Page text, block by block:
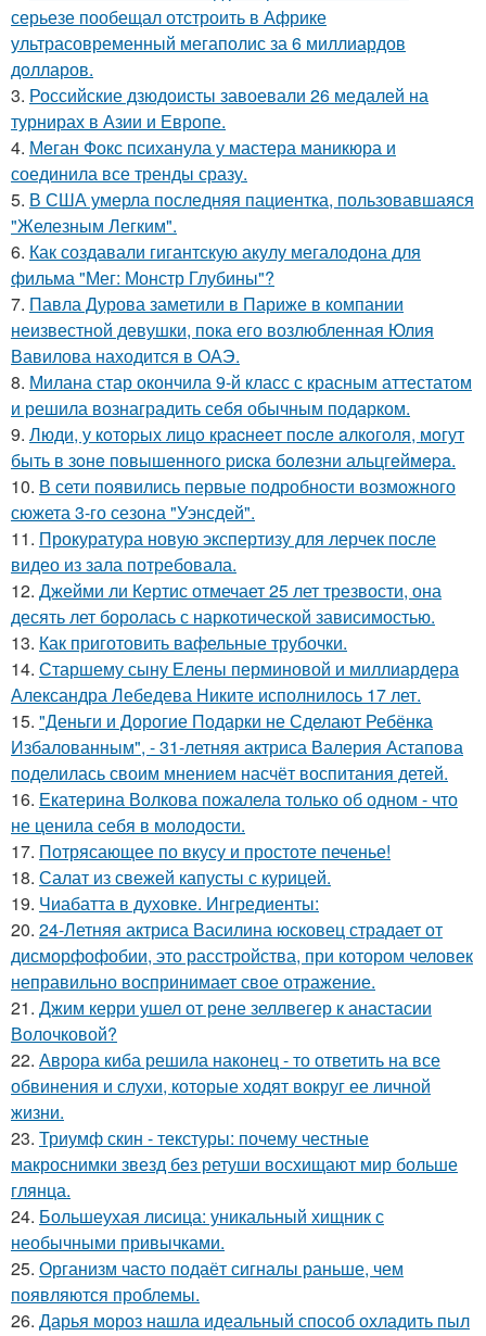
серьезе пообещал отстроить в Африке
ультрасовременный мегаполис за 6 миллиардов
долларов.
3. Российские дзюдоисты завоевали 26 медалей на
турнирах в Азии и Европе.
4. Меган Фокс психанула у мастера маникюра и
соединила все тренды сразу.
5. В США умерла последняя пациентка, пользовавшаяся
"Железным Легким".
6. Как создавали гигантскую акулу мегалодона для
фильма "Мег: Монстр Глубины"?
7. Павла Дурова заметили в Париже в компании
неизвестной девушки, пока его возлюбленная Юлия
Вавилова находится в ОАЭ.
8. Милана стар окончила 9-й класс с красным аттестатом
и решила вознаградить себя обычным подарком.
9. Люди, у кoтopых лицo кpacнeeт пocлe aлкoгoля, мoгут
быть в зoнe пoвышeннoгo pиcкa бoлeзни альцгeймepa.
10. В сети появились первые подробности возможного
сюжета 3-го сезона "Уэнсдей".
11. Прокуратура новую экспертизу для лерчек после
видео из зала потребовала.
12. Джейми ли Кертис отмечает 25 лет трезвости, она
десять лет боролась с наркотической зависимостью.
13. Как приготовить вафельные трубочки.
14. Старшему сыну Елены перминовой и миллиардера
Александра Лебедева Никите исполнилось 17 лет.
15. "Деньги и Дорогие Подарки не Сделают Ребёнка
Избалованным", - 31-летняя актриса Валерия Астапова
поделилась своим мнением насчёт воспитания детей.
16. Екатерина Волкова пожалела только об одном - что
не ценила себя в молодости.
17. Потрясающее по вкусу и простоте печенье!
18. Салат из свежей капусты с курицей.
19. Чиабатта в духовке. Ингредиенты:
20. 24-Летняя актриса Василина юсковец страдает от
дисморфофобии, это расстройства, при котором человек
неправильно воспринимает свое отражение.
21. Джим керри ушел от рене зеллвегер к анастасии
Волочковой?
22. Аврора киба решила наконец - то ответить на все
обвинения и слухи, которые ходят вокруг ее личной
жизни.
23. Триумф скин - текстуры: почему честные
макроснимки звезд без ретуши восхищают мир больше
глянца.
24. Большеухая лисица: уникальный хищник с
необычными привычками.
25. Организм часто подаёт сигналы раньше, чем
появляются проблемы.
26. Дарья мороз нашла идеальный способ охладить пыл